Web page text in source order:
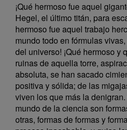
¡Qué hermoso fue aquel
Hegel, el último titán, para
hermoso fue aquel trabajo
mundo todo en fórmulas
del universo! ¡Qué hermoso y
ruinas de aquella torre,
absoluta, se han sacado
positiva y sólida; de las
viven los que más la
mundo de la ciencia son
otras, formas de formas y